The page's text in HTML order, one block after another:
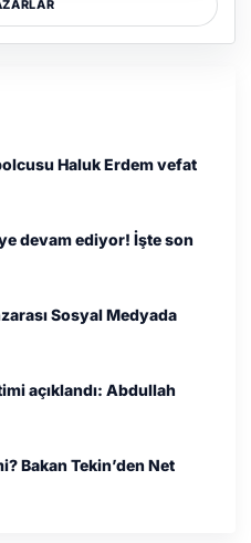
Haluk Erdem vefat
devam ediyor! İşte son
Sosyal Medyada
açıklandı: Abdullah
Bakan Tekin’den Net